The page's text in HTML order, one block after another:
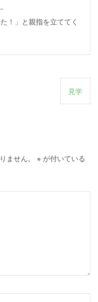
！」と親指を立ててく
見学
ません。 ※ が付いている